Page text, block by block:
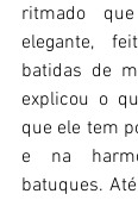
ritmado
elegante,
batidas de
explicou o
que ele tem
e na
batuques.